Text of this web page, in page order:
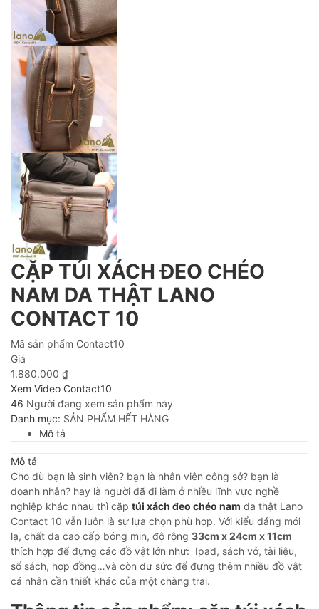
CẶP TÚI XÁCH ĐEO CHÉO
NAM DA THẬT LANO
CONTACT 10
Mã sản phẩm Contact10
Giá
1.880.000 ₫
Xem Video Contact10
46 Người đang xem sản phẩm này
Danh mục: SẢN PHẨM HẾT HÀNG
Mô tả
Mô tả
Cho dù bạn là sinh viên? bạn là nhân viên công sở? bạn là
doanh nhân? hay là người đã đi làm ở nhiều lĩnh vực nghề
nghiệp khác nhau thì cặp túi xách đeo chéo nam da thật Lano
Contact 10 vẫn luôn là sự lựa chọn phù hợp. Với kiểu dáng mới
lạ, chất da cao cấp bóng mịn, độ rộng 33cm x 24cm x 11cm
thích hợp để đựng các đồ vật lớn như: Ipad, sách vở, tài liệu,
sổ sách, hợp đồng…và còn dư sức để đựng thêm nhiều đồ vật
cá nhân cần thiết khác của một chàng trai.